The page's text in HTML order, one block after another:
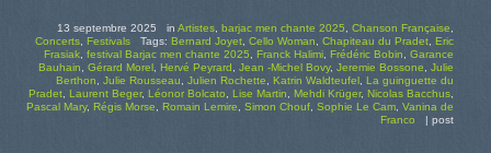
13 septembre 2025 in Artistes barjac men chante 2025 Chanson Française
Concerts
Festivals Tags: Bernard Joyet Cello Woman Chapiteau du Pradet
Eric
Frasiak festival Barjac men chante 2025 Franck Halimi Frédéric Bobin
Garance
Bauhain
Gérard Morel Hervé Peyrard Jean -Michel Bovy, Jeremie Bossone
Julie
Berthon
Julie Rousseau Julien Rochette Katrin Waldteufel
La guinguette du
Pradet
Laurent Beger, Léonor Bolcato Lise Martin Mehdi Krüger, Nicolas Bacchus
Pascal Mary, Régis Morse Romain Lemire Simon Chouf Sophie Le Cam Vanina de
Franco
| post